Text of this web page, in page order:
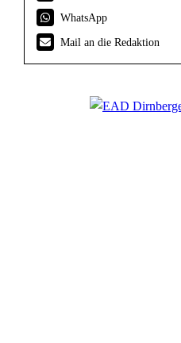
WhatsApp
Mail an die Redaktion